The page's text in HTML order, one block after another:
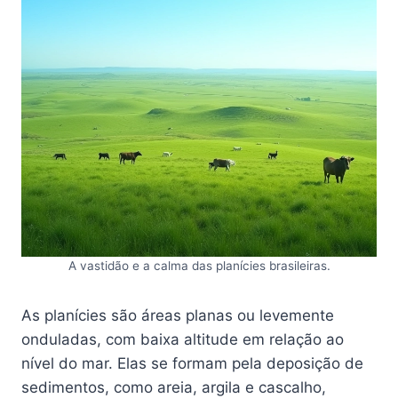
A vastidão e a calma das planícies brasileiras.
As planícies são áreas planas ou levemente
onduladas, com baixa altitude em relação ao
nível do mar. Elas se formam pela deposição de
sedimentos, como areia, argila e cascalho,